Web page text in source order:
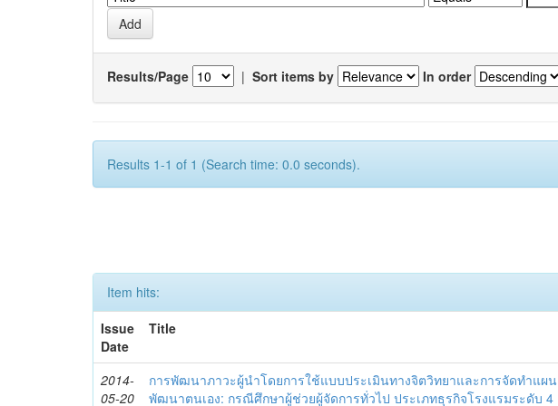
Results/Page | Sort items by In order
Results 1-1 of 1 (Search time: 0.0 seconds).
Item hits:
Issue
Date
Title
2014-
05-20
การพัฒนาภาวะผู้นำโดยการใช้แบบประเมินทางจิตวิทยาและการจัดทำแผน
พัฒนาตนเอง: กรณีศึกษาผู้ช่วยผู้จัดการทั่วไป ประเภทธุรกิจโรงแรมระดับ 4